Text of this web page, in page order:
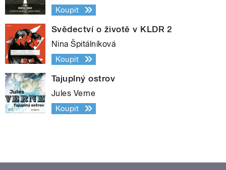
Koupit
Svědectví o životě v KLDR 2
Nina Špitálníková
Koupit
Tajuplný ostrov
Jules Verne
Koupit